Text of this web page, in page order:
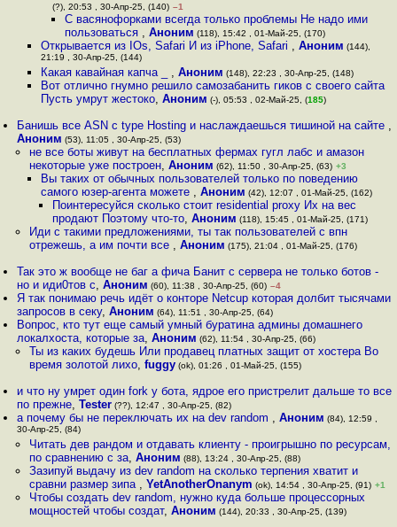
(?), 20:53 , 30-Апр-25, (140) –1
С васянофорками всегда только проблемы Не надо ими
пользоваться , Аноним (118), 15:42 , 01-Май-25, (170)
Открывается из IOs, Safari И из iPhone, Safari , Аноним (144),
21:19 , 30-Апр-25, (144)
Какая кавайная капча _ , Аноним (148), 22:23 , 30-Апр-25, (148)
Вот отлично гнумно решило самозабанить гиков с своего сайта
Пусть умрут жестоко, Аноним (-), 05:53 , 02-Май-25, (185)
Банишь все ASN с type Hosting и наслаждаешься тишиной на сайте ,
Аноним (53), 11:05 , 30-Апр-25, (53)
не все боты живут на бесплатных фермах гугл лабс и амазон
некоторые уже построен, Аноним (62), 11:50 , 30-Апр-25, (63) +3
Вы таких от обычных пользователей только по поведению
самого юзер-агента можете , Аноним (42), 12:07 , 01-Май-25, (162)
Поинтересуйся сколько стоит residential proxy Их на вес
продают Поэтому что-то,Аноним (118), 15:45 , 01-Май-25, (171)
Иди с такими предложениями, ты так пользователей с впн
отрежешь, а им почти все , Аноним (175), 21:04 , 01-Май-25, (176)
Так это ж вообще не баг а фича Банит с сервера не только ботов -
но и иди0тов с,Аноним (60), 11:38 , 30-Апр-25, (60) –4
Я так понимаю речь идёт о конторе Netcup которая долбит тысячами
запросов в секу,Аноним (64), 11:51 , 30-Апр-25, (64)
Вопрос, кто тут еще самый умный буратина админы домашнего
локалхоста, которые за,Аноним (62), 11:54 , 30-Апр-25, (66)
Ты из каких будешь Или продавец платных защит от хостера Во
время золотой лихо, fuggy(ok), 01:26 , 01-Май-25, (155)
и что ну умрет один fork у бота, ядрое его пристрелит дальше то все
по прежне,Tester (??), 12:47 , 30-Апр-25, (82)
а почему бы не переключать их на dev random ,Аноним (84), 12:59 ,
30-Апр-25, (84)
Читать дев рандом и отдавать клиенту - проигрышно по ресурсам,
по сравнению с за, Аноним (88), 13:24 , 30-Апр-25, (88)
Зазипуй выдачу из dev random на сколько терпения хватит и
сравни размер зипа , YetAnotherOnanym (ok), 14:54 , 30-Апр-25, (91) +1
Чтобы создать dev random, нужно куда больше процессорных
мощностей чтобы создат, Аноним (144), 20:33 , 30-Апр-25, (139)